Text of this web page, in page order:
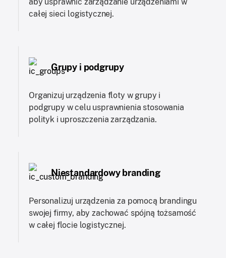
całej sieci logistycznej.
Grupy i podgrupy
Organizuj urządzenia floty w grupy i
podgrupy w celu usprawnienia stosowania
polityk i uproszczenia zarządzania.
Niestandardowy branding
Personalizuj urządzenia za pomocą brandingu
swojej firmy, aby zachować spójną tożsamość
w całej flocie logistycznej.